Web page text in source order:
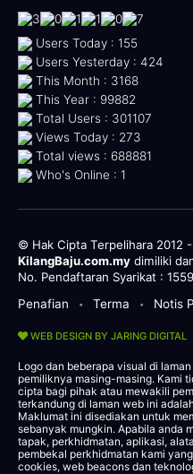
Users Today : 155
Users Yesterday : 424
This Month : 3168
This Year : 99882
Total Users : 301107
Views Today : 273
Total views : 688881
Who's Online : 1
© Hak Cipta Terpelihara 2012
KilangBaju.com.my dimiliki
No. Pendaftaran Syarikat :
Penafian
• Terma • Notis
WEB DESIGN BY JARING DIGITAL
Logo dan beberapa visual di
pemiliknya masing-masing. Kami
cipta bagi pihak atau mewakili
terkandung di laman web ini
Maklumat ini disediakan untuk
sebanyak mungkin. Apabila anda
tapak, perkhidmatan, aplikasi,
pembekal perkhidmatan kami
cookies, web beacons dan